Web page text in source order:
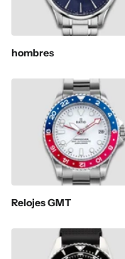
hombres
Relojes GMT